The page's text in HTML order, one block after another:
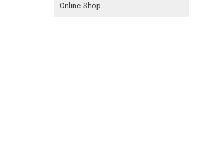
Online-Shop